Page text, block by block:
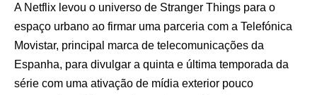
A Netflix levou o universo de Stranger Things para o
espaço urbano ao firmar uma parceria com a Telefónica
Movistar, principal marca de telecomunicações da
Espanha, para divulgar a quinta e última temporada da
série com uma ativação de mídia exterior pouco